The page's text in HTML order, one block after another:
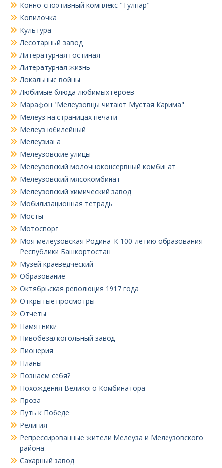
Конно-спортивный комплекс "Тулпар"
Копилочка
Культура
Лесотарный завод
Литературная гостиная
Литературная жизнь
Локальные войны
Любимые блюда любимых героев
Марафон "Мелеузовцы читают Мустая Карима"
Мелеуз на страницах печати
Мелеуз юбилейный
Мелеузиана
Мелеузовские улицы
Мелеузовский молочноконсервный комбинат
Мелеузовский мясокомбинат
Мелеузовский химический завод
Мобилизационная тетрадь
Мосты
Мотоспорт
Моя мелеузовская Родина. К 100-летию образования
Республики Башкортостан
Музей краеведческий
Образование
Октябрьская революция 1917 года
Открытые просмотры
Отчеты
Памятники
Пивобезалкогольный завод
Пионерия
Планы
Познаем себя?
Похождения Великого Комбинатора
Проза
Путь к Победе
Религия
Репрессированные жители Мелеуза и Мелеузовского
района
Сахарный завод